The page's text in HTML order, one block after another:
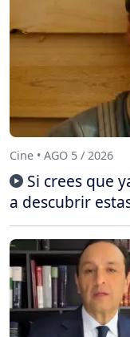
Cine • AGO 5 / 2026
Si crees que
a descubrir